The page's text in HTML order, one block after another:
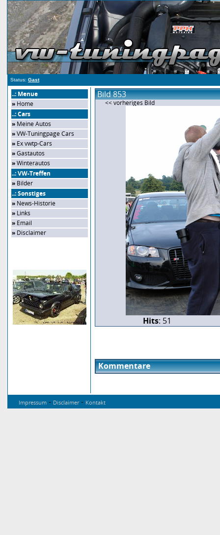
Status: Gast
..: Menue
» Home
..: Cars
» Meine Autos
»VW-Tuningpage Cars
» Ex vwtp-Cars
»Gastautos
»Winterautos
..: VW-Treffen
» Bilder
..: Sonstiges
» News-Historie
» Links
» Email
» Disclaimer
Bild 853
<< vorheriges Bild
Hits: 51
Kommentare
Impressum - Disclaimer- Kontakt